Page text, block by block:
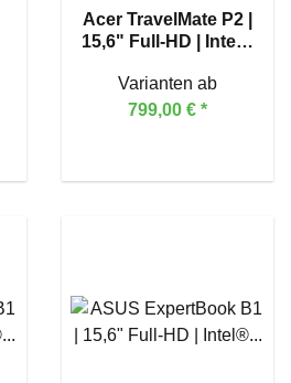
Acer TravelMate P2 |
15,6" Full-HD | Intel®
Varianten ab
799,00 € *